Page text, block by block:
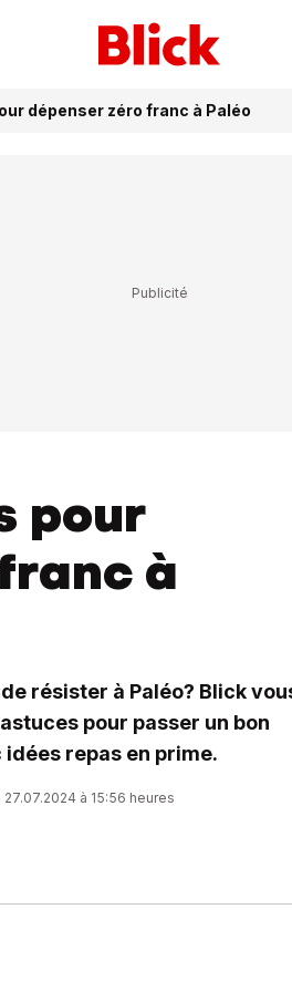
dépenser zéro franc à Paléo
pour
à
résister à Paléo? Blick
pour passer un bon
repas en prime.
à 15:56 heures